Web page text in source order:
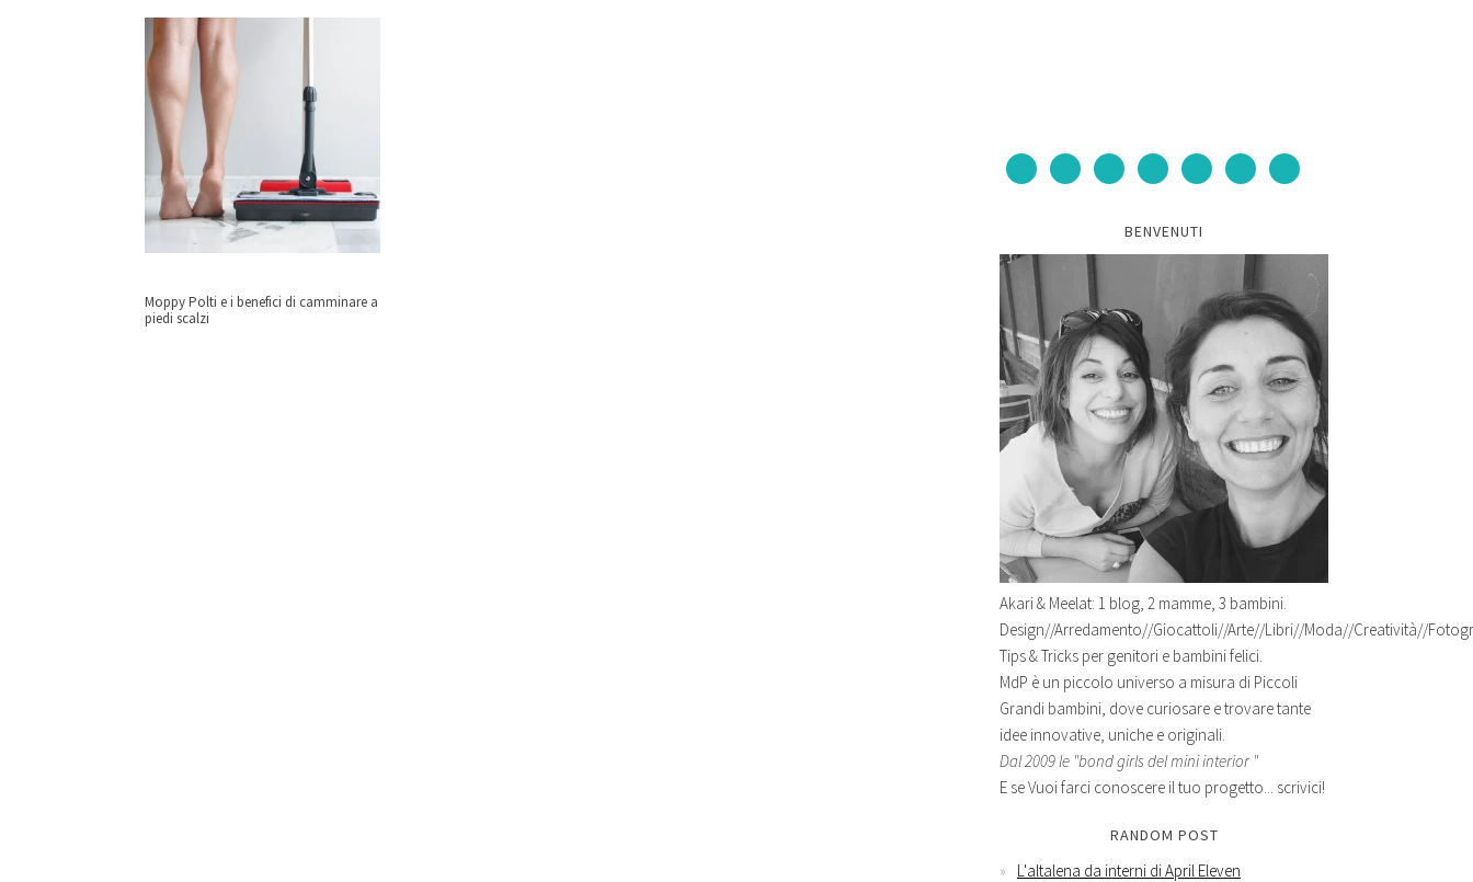
Moppy Polti e i benefici di camminare a
piedi scalzi
BENVENUTI
Akari & Meelat: 1 blog, 2 mamme, 3 bambini.
Design//Arredamento//Giocattoli//Arte//Libri//Moda//Creatività//
Tips & Tricks per genitori e bambini felici.
MdP è un piccolo universo a misura di Piccoli
Grandi bambini, dove curiosare e trovare tante
idee innovative, uniche e originali.
Dal 2009 le "bond girls del mini interior "
E se Vuoi farci conoscere il tuo progetto... scrivici!
RANDOM POST
L'altalena da interni di April Eleven